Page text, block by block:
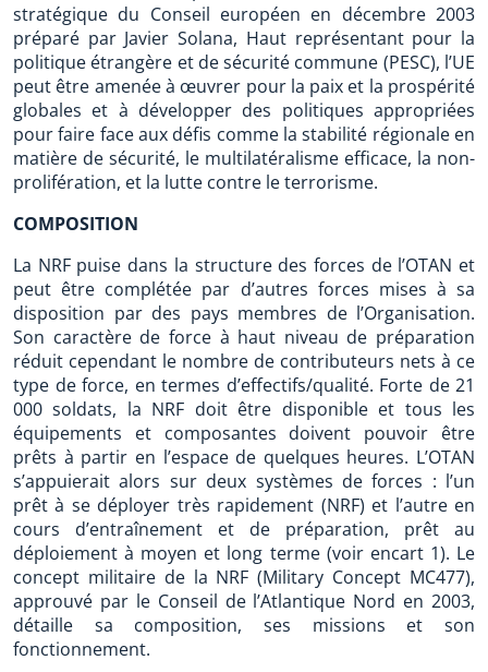
stratégique du Conseil européen en décembre 2003
préparé par Javier Solana, Haut représentant pour la
politique étrangère et de sécurité commune (PESC), l’UE
peut être amenée à œuvrer pour la paix et la prospérité
globales et à développer des politiques appropriées
pour faire face aux défis comme la stabilité régionale en
matière de sécurité, le multilatéralisme efficace, la non-
prolifération, et la lutte contre le terrorisme.
COMPOSITION
La NRF puise dans la structure des forces de l’OTAN et
peut être complétée par d’autres forces mises à sa
disposition par des pays membres de l’Organisation.
Son caractère de force à haut niveau de préparation
réduit cependant le nombre de contributeurs nets à ce
type de force, en termes d’effectifs/qualité. Forte de 21
000 soldats, la NRF doit être disponible et tous les
équipements et composantes doivent pouvoir être
prêts à partir en l’espace de quelques heures. L’OTAN
s’appuierait alors sur deux systèmes de forces : l’un
prêt à se déployer très rapidement (NRF) et l’autre en
cours d’entraînement et de préparation, prêt au
déploiement à moyen et long terme (voir encart 1). Le
concept militaire de la NRF (Military Concept MC477),
approuvé par le Conseil de l’Atlantique Nord en 2003,
détaille sa composition, ses missions et son
fonctionnement.